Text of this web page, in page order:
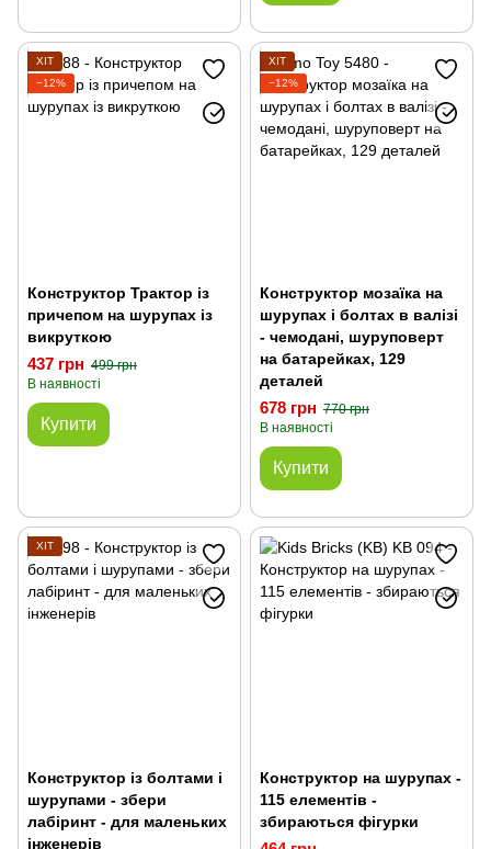
ХІТ
−12%
Конструктор Трактор із
причепом на шурупах із
викруткою
437 грн 499 грн
В наявності
Купити
ХІТ
−12%
Конструктор мозаїка на
шурупах і болтах в валізі
- чемодані, шуруповерт
на батарейках, 129
деталей
678 грн 770 грн
В наявності
Купити
ХІТ
Конструктор із болтами і
шурупами - збери
лабіринт - для маленьких
інженерів
Конструктор на шурупах -
115 елементів -
збираються фігурки